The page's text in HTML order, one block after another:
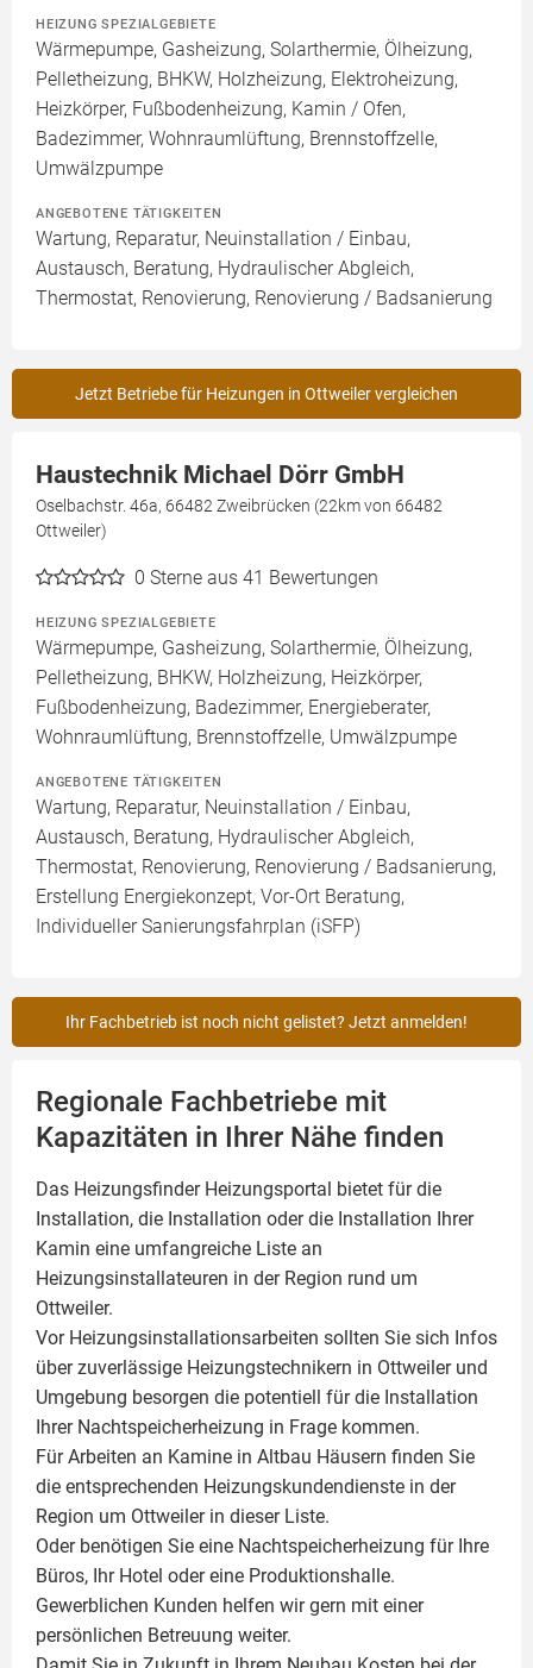
HEIZUNG SPEZIALGEBIETE
Wärmepumpe, Gasheizung, Solarthermie, Ölheizung,
Pelletheizung, BHKW, Holzheizung, Elektroheizung,
Heizkörper, Fußbodenheizung, Kamin / Ofen,
Badezimmer, Wohnraumlüftung, Brennstoffzelle,
Umwälzpumpe
ANGEBOTENE TÄTIGKEITEN
Wartung, Reparatur, Neuinstallation / Einbau,
Austausch, Beratung, Hydraulischer Abgleich,
Thermostat, Renovierung, Renovierung / Badsanierung
Jetzt Betriebe für Heizungen in Ottweiler vergleichen
Haustechnik Michael Dörr GmbH
Oselbachstr. 46a, 66482 Zweibrücken (22km von 66482
Ottweiler)
0 Sterne aus 41 Bewertungen
HEIZUNG SPEZIALGEBIETE
Wärmepumpe, Gasheizung, Solarthermie, Ölheizung,
Pelletheizung, BHKW, Holzheizung, Heizkörper,
Fußbodenheizung, Badezimmer, Energieberater,
Wohnraumlüftung, Brennstoffzelle, Umwälzpumpe
ANGEBOTENE TÄTIGKEITEN
Wartung, Reparatur, Neuinstallation / Einbau,
Austausch, Beratung, Hydraulischer Abgleich,
Thermostat, Renovierung, Renovierung / Badsanierung,
Erstellung Energiekonzept, Vor-Ort Beratung,
Individueller Sanierungsfahrplan (iSFP)
Ihr Fachbetrieb ist noch nicht gelistet? Jetzt anmelden!
Regionale Fachbetriebe mit
Kapazitäten in Ihrer Nähe finden
Das Heizungsfinder Heizungsportal bietet für die
Installation, die Installation oder die Installation Ihrer
Kamin eine umfangreiche Liste an
Heizungsinstallateuren in der Region rund um
Ottweiler.
Vor Heizungsinstallationsarbeiten sollten Sie sich Infos
über zuverlässige Heizungstechnikern in Ottweiler und
Umgebung besorgen die potentiell für die Installation
Ihrer Nachtspeicherheizung in Frage kommen.
Für Arbeiten an Kamine in Altbau Häusern finden Sie
die entsprechenden Heizungskundendienste in der
Region um Ottweiler in dieser Liste.
Oder benötigen Sie eine Nachtspeicherheizung für Ihre
Büros, Ihr Hotel oder eine Produktionshalle.
Gewerblichen Kunden helfen wir gern mit einer
persönlichen Betreuung weiter.